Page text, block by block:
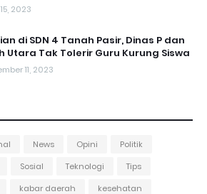
2023
di SDN 4 Tanah Pasir, Dinas P dan
Utara Tak Tolerir Guru Kurung Siswa
11, 2023
News Opini
Politik
Sosial Teknologi
Tips
kabar daerah
kesehatan